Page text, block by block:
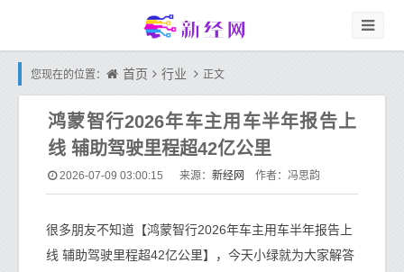
您现在的位置： 首页 行业 正文
鸿蒙智行2026年车主用车半年报告上
线 辅助驾驶里程超42亿公里
2026-07-09 03:00:15 来源： 新经网 作者：冯思韵
很多朋友不知道【鸿蒙智行2026年车主用车半年报告上
线 辅助驾驶里程超42亿公里】，今天小绿就为大家解答